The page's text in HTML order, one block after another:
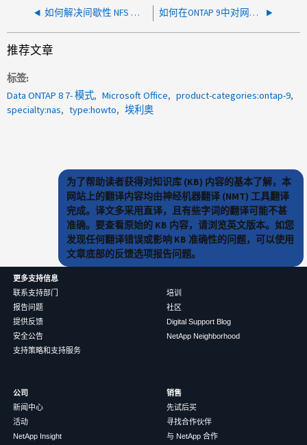
如何解决间歇性 NFS 连接问题 如何在ONTAP 9中对网络连接进行故障排除？
推荐文章
标签
Data ONTAP 8 7- 模式
Microsoft Office
product-categories:ontap-9
specialty:nas
type:howto 埃利奥
为了帮助读者获得对知识库 (KB) 内容的基本了解，本
网站上的翻译内容均由神经机器翻译 (NMT) 工具翻译
完成。译文多采用直译，且有些字词的翻译可能不甚
准确。要查看原始的 KB 内容，请浏览英文版本。如您
发现任何翻译错误或影响 KB 准确性的问题，可以使用
文章底部的反馈选项报告问题。
更多支持信息
联系支持部门
报告问题
提供反馈
安全公告
支持策略和支持服务
培训
社区
Digital Support Blog
NetApp Neighborhood
公司
新闻中心
活动
NetApp Insight
销售
先试后买
寻找合作伙伴
与 NetApp 合作